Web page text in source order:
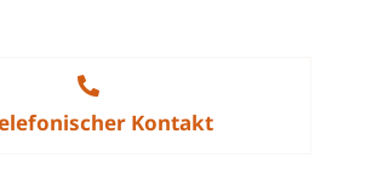
Kontakt